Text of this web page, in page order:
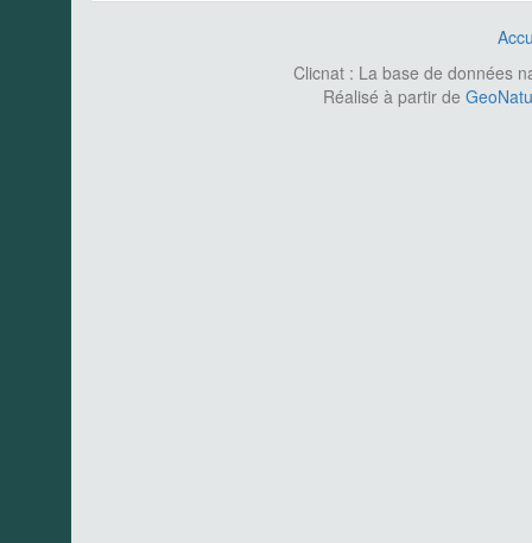
Clicnat : La base de données
Réalisé à partir de